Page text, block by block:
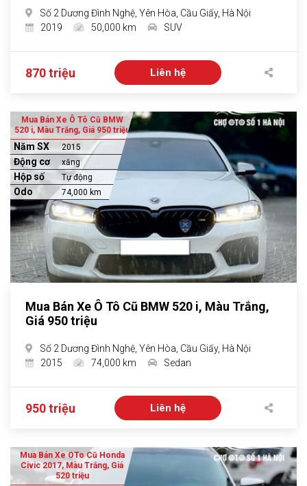
Số 2 Dương Đình Nghệ, Yên Hòa, Cầu Giấy, Hà Nội
2019
50,000 km SUV
870 triệu Liên hệ
Mua Bán Xe Ô Tô Cũ BMW
520 i, Màu Trắng, Giá 950 triệu
Năm SX 2015
Động cơ xăng
Hộp số Tự động
Odo 74,000 km
Mua Bán Xe Ô Tô Cũ BMW 520 i, Màu Trắng,
Giá 950 triệu
Số 2 Dương Đình Nghệ, Yên Hòa, Cầu Giấy, Hà Nội
2015
74,000 km Sedan
950 triệu Liên hệ
Mua Bán Xe OTo Cũ Honda
Civic 2017, Màu Trắng, Giá
520 triệu